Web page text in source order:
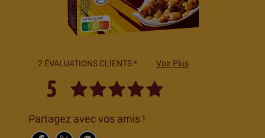
2 ÉVALUATIONS CLIENTS * Voir Plus
5
Partagez avec vos amis !